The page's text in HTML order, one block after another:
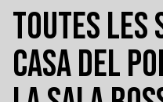
TOUTES LES
CASA DEL